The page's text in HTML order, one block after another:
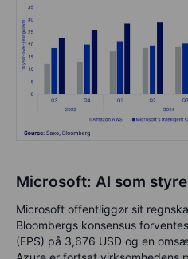
Microsoft: AI som
Microsoft offentliggør sit
Bloombergs konsensus
(EPS) på 3,676 USD og en